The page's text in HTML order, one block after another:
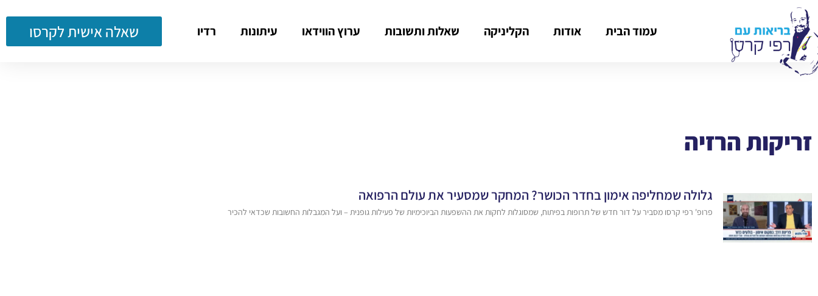
עמוד הבית אודות הקליניקה שאלות ותשובות ערוץ הווידאו עיתונות רדיו שאלה אישית לקרסו
זריקות הרזיה
גלולה שמחליפה אימון בחדר הכושר? המחקר שמסעיר את עולם הרפואה
פרופ' רפי קרסו מסביר על דור חדש של תרופות בפיתוח, שמסוגלות לחקות את ההשפעות הביוכימיות של פעילות גופנית – ועל המגבלות החשובות שכדאי להכיר